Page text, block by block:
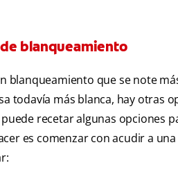
blanqueamiento
blanqueamiento que se note
todavía más blanca, hay otras
recetar algunas opciones
es comenzar con acudir a